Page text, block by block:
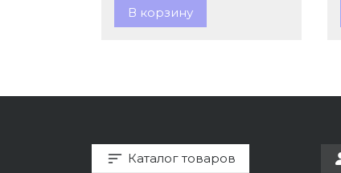
В корзину
Каталог товаров